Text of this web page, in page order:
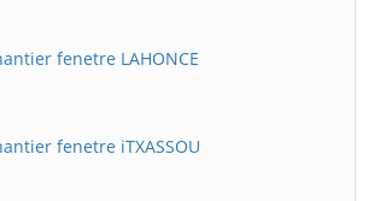
fenetre LAHONCE
fenetre iTXASSOU